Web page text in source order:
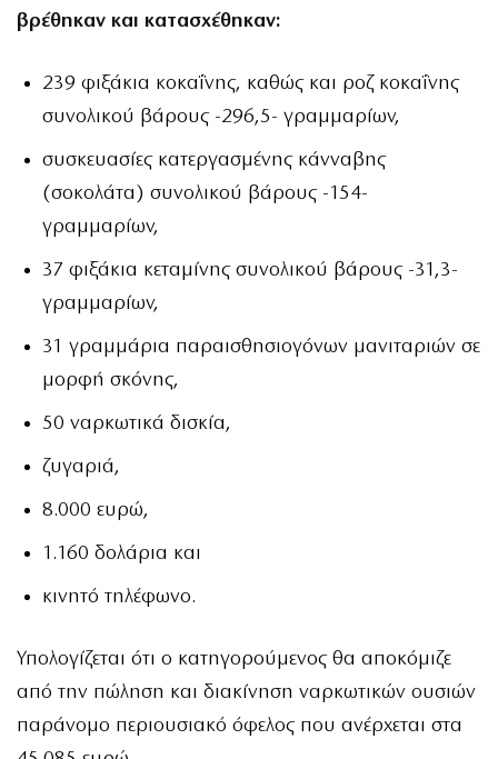
βρέθηκαν και κατασχέθηκαν:
239 φιξάκια κοκαΐνης, καθώς και ροζ κοκαΐνης
συνολικού βάρους -296,5- γραμμαρίων,
συσκευασίες κατεργασμένης κάνναβης
(σοκολάτα) συνολικού βάρους -154-
γραμμαρίων,
37 φιξάκια κεταμίνης συνολικού βάρους -31,3-
γραμμαρίων,
31 γραμμάρια παραισθησιογόνων μανιταριών σε
μορφή σκόνης,
50 ναρκωτικά δισκία,
ζυγαριά,
8.000 ευρώ,
1.160 δολάρια και
κινητό τηλέφωνο.
Υπολογίζεται ότι ο κατηγορούμενος θα αποκόμιζε
από την πώληση και διακίνηση ναρκωτικών ουσιών
παράνομο περιουσιακό όφελος που ανέρχεται στα